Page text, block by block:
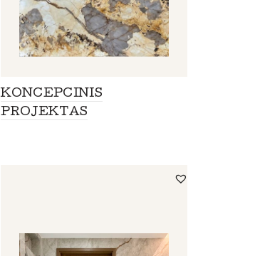
KONCEPCINIS
PROJEKTAS